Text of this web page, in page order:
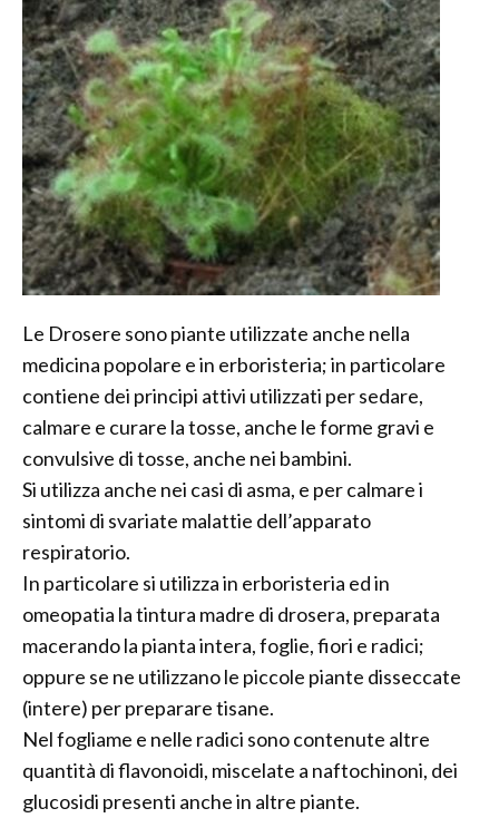
Le Drosere sono piante utilizzate anche nella
medicina popolare e in erboristeria; in particolare
contiene dei principi attivi utilizzati per sedare,
calmare e curare la tosse, anche le forme gravi e
convulsive di tosse, anche nei bambini.
Si utilizza anche nei casi di asma, e per calmare i
sintomi di svariate malattie dell’apparato
respiratorio.
In particolare si utilizza in erboristeria ed in
omeopatia la tintura madre di drosera, preparata
macerando la pianta intera, foglie, fiori e radici;
oppure se ne utilizzano le piccole piante disseccate
(intere) per preparare tisane.
Nel fogliame e nelle radici sono contenute altre
quantità di flavonoidi, miscelate a naftochinoni, dei
glucosidi presenti anche in altre piante.